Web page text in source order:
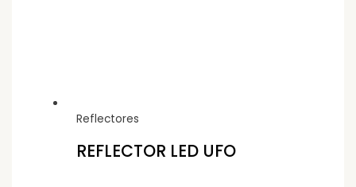
Reflectores
REFLECTOR LED UFO